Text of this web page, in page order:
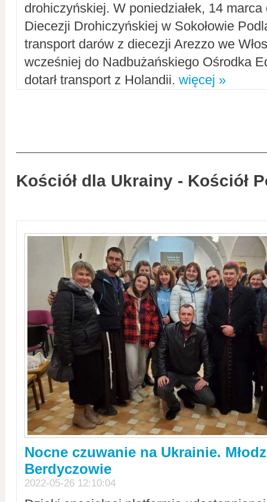
drohiczyńskiej. W poniedziałek, 14
Diecezji Drohiczyńskiej w Sokołowie
transport darów z diecezji Arezzo we
wcześniej do Nadbużańskiego Ośrodka
dotarł transport z Holandii. więcej »
Kościół dla Ukrainy - Kościół
Nocne czuwanie na Ukrainie.
Berdyczowie
2022-05-26 12:10:04